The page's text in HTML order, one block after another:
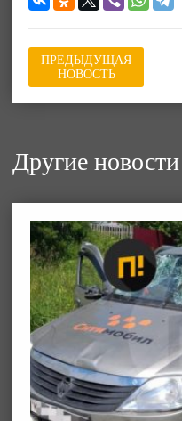
ПРЕДЫДУЩАЯ
НОВОСТЬ
Другие новости